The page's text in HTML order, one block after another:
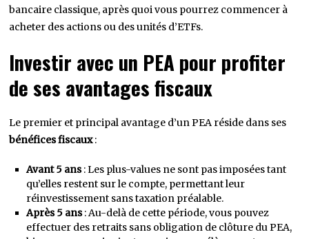
bancaire classique, après quoi vous pourrez commencer à
acheter des actions ou des unités d’ETFs.
Investir avec un PEA pour profiter
de ses avantages fiscaux
Le premier et principal avantage d’un PEA réside dans ses
bénéfices fiscaux:
Avant 5 ans: Les plus-values ne sont pas imposées tant
qu’elles restent sur le compte, permettant leur
réinvestissement sans taxation préalable.
Après 5 ans: Au-delà de cette période, vous pouvez
effectuer des retraits sans obligation de clôture du PEA,